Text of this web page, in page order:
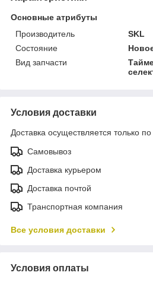
Основные атрибуты
Производитель
SKL
Состояние
Вид запчасти
Условия доставки
Доставка осуществляется только
Самовывоз
Доставка курьером
Доставка почтой
Транспортная компания
Все условия доставки
Условия оплаты